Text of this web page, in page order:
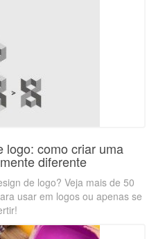
logo: como criar uma
diferente
de logo? Veja mais de 50
usar em logos ou apenas se